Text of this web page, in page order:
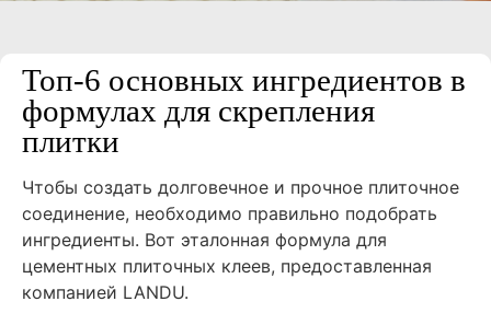
Топ-6 основных ингредиентов в
формулах для скрепления
плитки
Чтобы создать долговечное и прочное плиточное
соединение, необходимо правильно подобрать
ингредиенты. Вот эталонная формула для
цементных плиточных клеев, предоставленная
компанией LANDU.